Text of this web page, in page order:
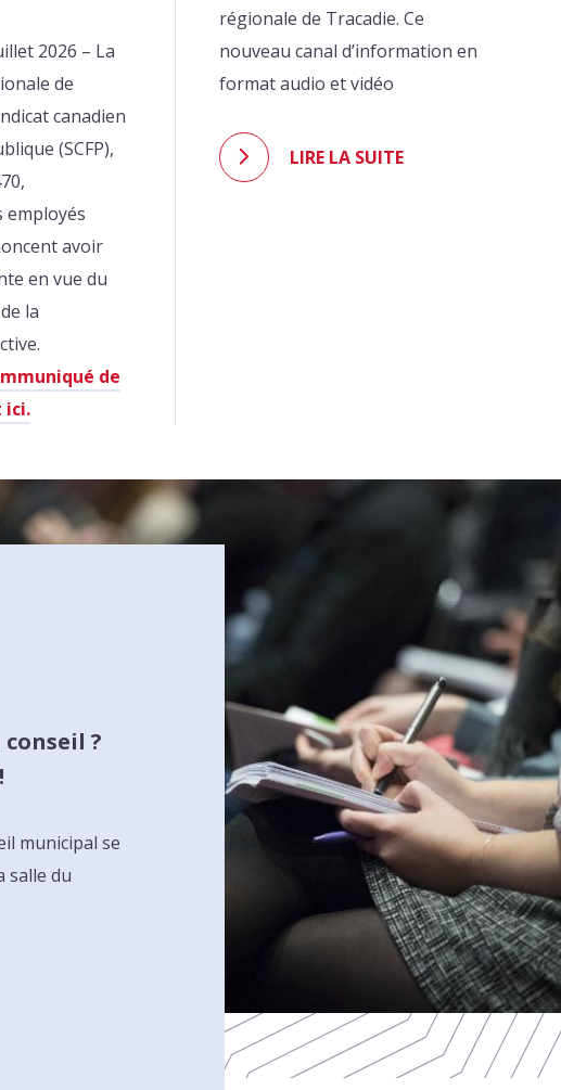
2026 – La
de
canadien
(SCFP),
employés
avoir
en vue du
la
de
ici.
régionale de Tracadie. Ce
nouveau canal d’information en
format audio et vidéo
LIRE LA SUITE
?
municipal se
salle du